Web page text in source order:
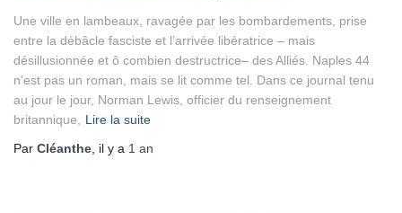
Une ville en lambeaux, ravagée par les bombardements, prise
entre la débâcle fasciste et l’arrivée libératrice – mais
désillusionnée et ô combien destructrice– des Alliés. Naples 44
n’est pas un roman, mais se lit comme tel. Dans ce journal tenu
au jour le jour, Norman Lewis, officier du renseignement
britannique,
Lire la suite
Par Cléanthe , il y a 1 an